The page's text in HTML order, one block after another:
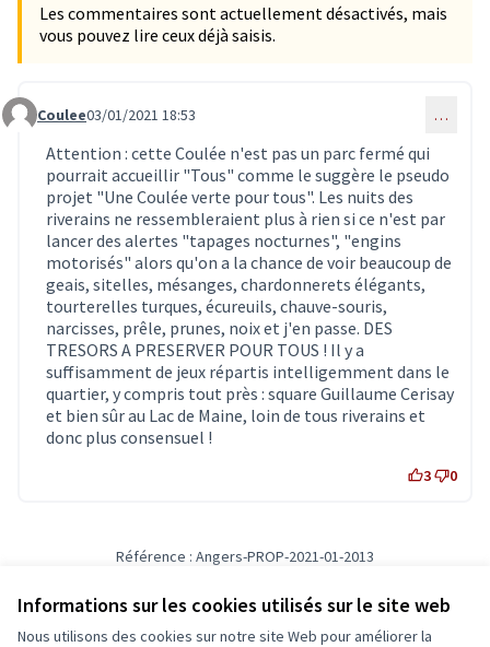
Informations sur les cookies utilisés sur le site web
Nous utilisons des cookies sur notre site Web pour améliorer la
Les commentaires sont actuellement désactivés, mais
vous pouvez lire ceux déjà saisis.
Commentaire 2646
Coulee03/01/2021 18:53 …
Attention : cette Coulée n'est pas un parc fermé qui
pourrait accueillir "Tous" comme le suggère le pseudo
projet "Une Coulée verte pour tous". Les nuits des
riverains ne ressembleraient plus à rien si ce n'est par
lancer des alertes "tapages nocturnes", "engins
motorisés" alors qu'on a la chance de voir beaucoup de
geais, sitelles, mésanges, chardonnerets élégants,
tourterelles turques, écureuils, chauve-souris,
narcisses, prêle, prunes, noix et j'en passe. DES
TRESORS A PRESERVER POUR TOUS ! Il y a
suffisamment de jeux répartis intelligemment dans le
quartier, y compris tout près : square Guillaume Cerisay
et bien sûr au Lac de Maine, loin de tous riverains et
donc plus consensuel !
3 0
Référence : Angers-PROP-2021-01-2013
Conditions d'utilisation